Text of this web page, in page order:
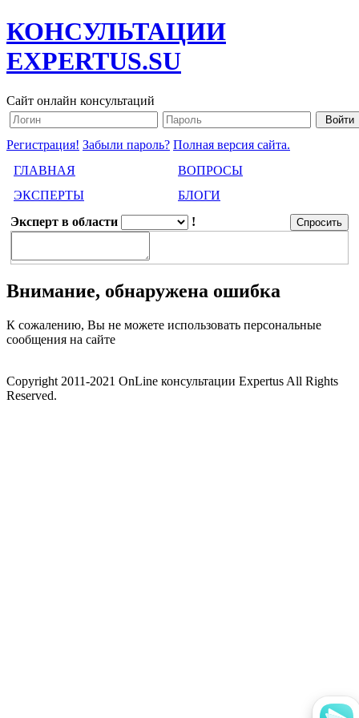
КОНСУЛЬТАЦИИ
EXPERTUS.SU
Сайт онлайн консультаций
Регистрация! Забыли пароль? Полная версия сайта.
ГЛАВНАЯ
ВОПРОСЫ
ЭКСПЕРТЫ
БЛОГИ
Эксперт в области
!
Внимание, обнаружена ошибка
К сожалению, Вы не можете использовать персональные
сообщения на сайте
Copyright 2011-2021 OnLine консультации Expertus All Rights
Reserved.